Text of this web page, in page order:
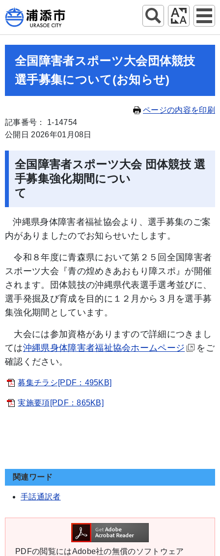
全国障害者スポーツ大会団体競技
選手募集について(お知らせ)
ページの内容を印刷
記事番号： 1-14754
公開日 2026年01月08日
全国障害者スポーツ大会 団体競技 選
手募集強化期間につい
て
沖縄県身体障害者福祉協会より、選手募集のご案
内がありましたのでお知らせいたします。
令和８年度に青森県において第２５回全国障害者
スポーツ大会『青の煌めきあおもり障スポ』が開催
されます。団体競技の沖縄県代表選手選考並びに、
選手発掘及び育成を目的に１２月から３月を選手募
集強化期間としています。
大会には参加資格がありますので詳細につきまし
ては沖縄県身体障害者福祉協会ホームページ
をご
確認ください。
募集チラシ[PDF：495KB]
実施要項[PDF：865KB]
関連ワード
手話通訳者
PDFの閲覧にはAdobe社の無償のソフトウェア